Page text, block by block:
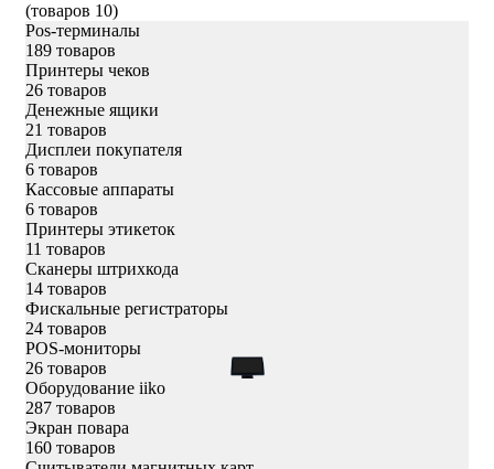
(товаров 10)
Pos-терминалы
189 товаров
Принтеры чеков
26 товаров
Денежные ящики
21 товаров
Дисплеи покупателя
6 товаров
Кассовые аппараты
6 товаров
Принтеры этикеток
11 товаров
Сканеры штрихкода
14 товаров
Фискальные регистраторы
24 товаров
POS-мониторы
26 товаров
Оборудование iiko
287 товаров
Экран повара
160 товаров